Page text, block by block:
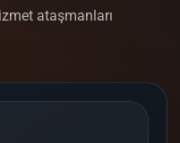
ataşmanları